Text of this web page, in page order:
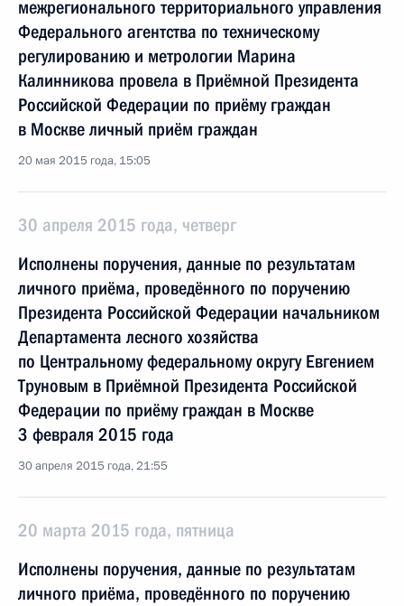
межрегионального территориального управления
Федерального агентства по техническому
регулированию и метрологии Марина
Калинникова провела в Приёмной Президента
Российской Федерации по приёму граждан
в Москве личный приём граждан
20 мая 2015 года, 15:05
30 апреля 2015 года, четверг
Исполнены поручения, данные по результатам
личного приёма, проведённого по поручению
Президента Российской Федерации начальником
Департамента лесного хозяйства
по Центральному федеральному округу Евгением
Труновым в Приёмной Президента Российской
Федерации по приёму граждан в Москве
3 февраля 2015 года
30 апреля 2015 года, 21:55
20 марта 2015 года, пятница
Исполнены поручения, данные по результатам
личного приёма, проведённого по поручению